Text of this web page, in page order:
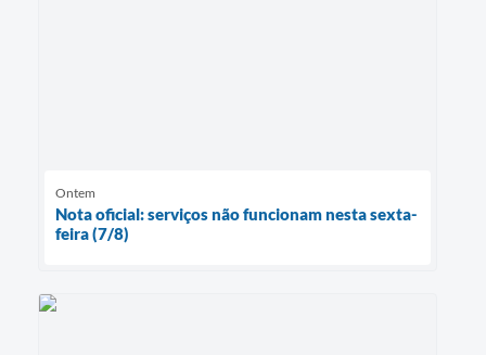
Ontem
Nota oficial: serviços não funcionam nesta sexta-
feira (7/8)